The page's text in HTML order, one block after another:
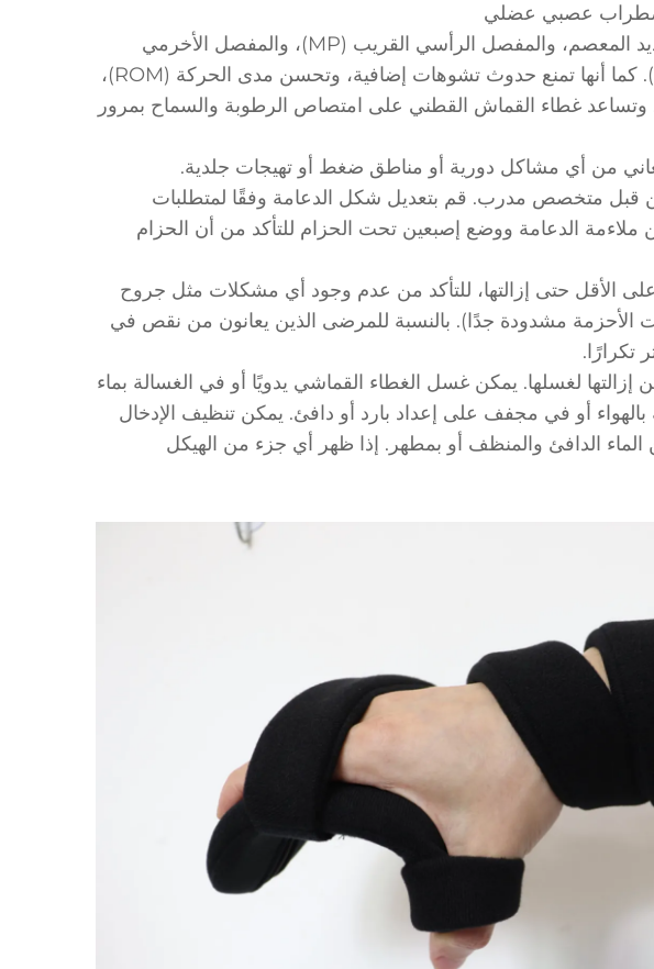
باضطراب عصبي عضلي
ستساعد دعامة اليد في زيادة/الحفاظ على تمديد المعصم، والمفصل الرأسي القريب (MP)، والمفصل الأخرمي
القريب (PIP)، والمفصل الأخرمي البعيد (DIP). كما أنها تمنع حدوث تشوهات إضافية، وتحسن مدى الحركة (ROM)،
غطاء القماش القطني على امتصاص الرطوبة والسماح بمرور
يعاني من أي مشاكل دورية أو مناطق ضغط أو تهيجات جلدية.
قبل متخصص مدرب. قم بتعديل شكل الدعامة وفقًا لمتطلبات
الدعامة ووضع إصبعين تحت الحزام للتأكد من أن الحزام
الأقل حتى إزالتها، للتأكد من عدم وجود أي مشكلات مثل جروح
الأحزمة مشدودة جدًا). بالنسبة للمرضى الذين يعانون من نقص في
تكرارًا.
لغسلها. يمكن غسل الغطاء القماشي يدويًا أو في الغسالة بماء
بالهواء أو في مجفف على إعداد بارد أو دافئ. يمكن تنظيف الإدخال
الدافئ والمنظف أو بمطهر. إذا ظهر أي جزء من الهيكل